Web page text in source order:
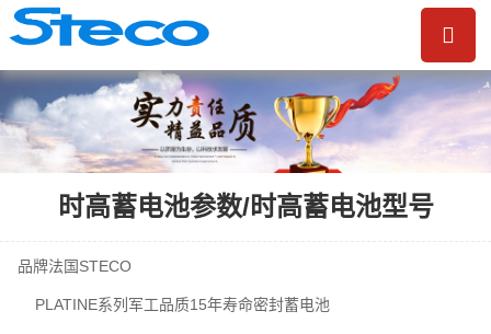
时高蓄电池参数/时高蓄电池型号
品牌法国 STECO
PLATINE系列军工品质15年寿命密封蓄电池